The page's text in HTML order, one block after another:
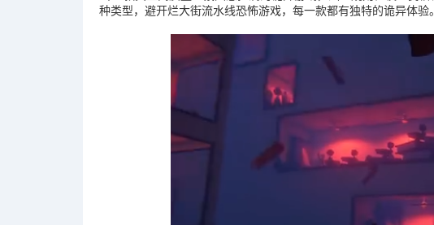
种类型，避开烂大街流水线恐怖游戏，每一款都有独特的诡异体验。